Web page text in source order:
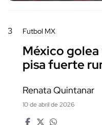
3 Futbol MX
México golea
pisa fuerte
Renata Quintanar
10 de abril de 2026